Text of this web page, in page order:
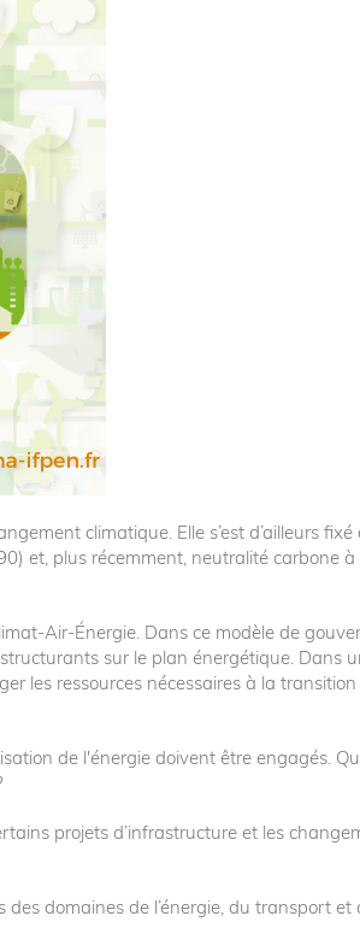
climatique. Elle s’est d’ailleurs fixé
et, plus récemment, neutralité carbone à
Air-Énergie. Dans ce modèle de
sur le plan énergétique. Dans
les ressources nécessaires à la transition
de l'énergie doivent être engagés.
projets d’infrastructure et les
domaines de l’énergie, du transport et